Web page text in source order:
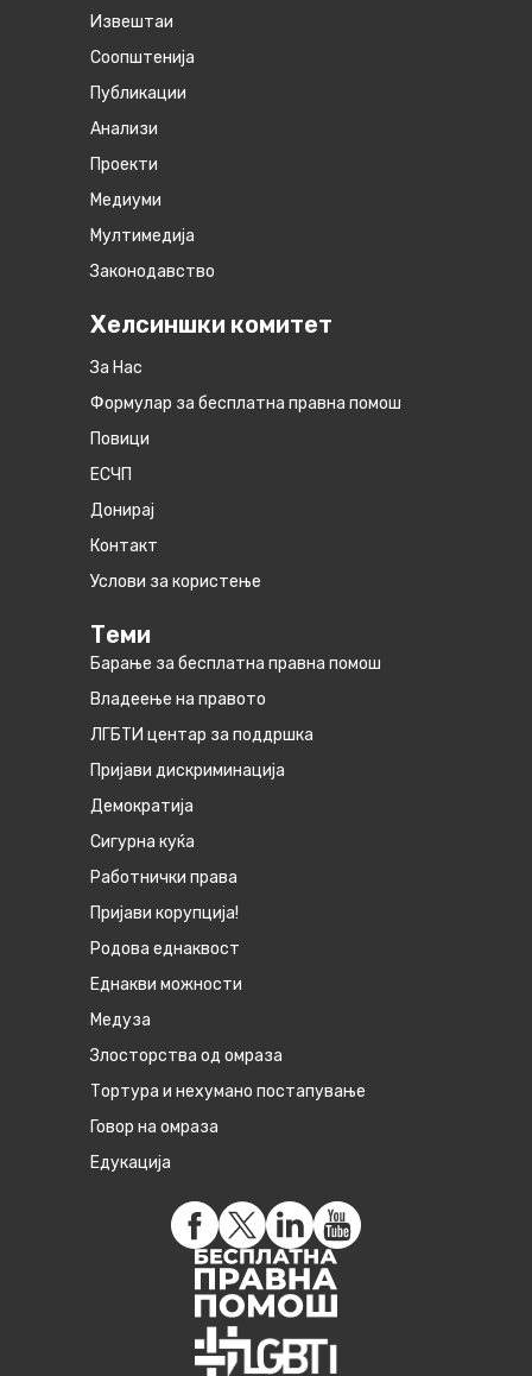
Извештаи
Соопштенија
Публикации
Анализи
Проекти
Медиуми
Мултимедија
Законодавство
Хелсиншки комитет
За Нас
Формулар за бесплатна правна помош
Повици
ЕСЧП
Донирај
Контакт
Услови за користење
Теми
Барање за бесплатна правна помош
Владеење на правото
ЛГБТИ центар за поддршка
Пријави дискриминација
Демократија
Сигурна куќа
Работнички права
Пријави корупција!
Родова еднаквост
Eднакви можности
Медуза
Злосторства од омраза
Тортура и нехумано постапување
Говор на омраза
Едукација